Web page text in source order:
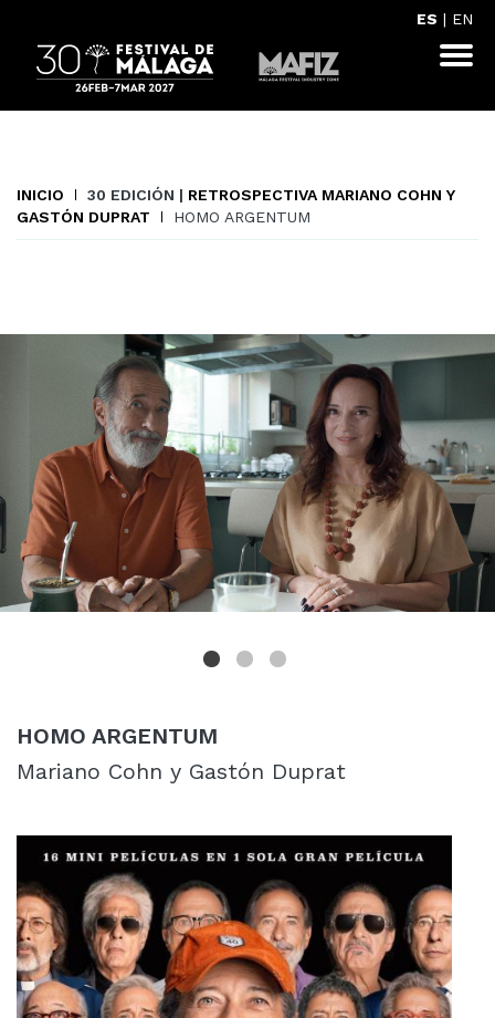
ES | EN
INICIO 30 EDICIÓN | RETROSPECTIVA MARIANO COHN Y
GASTÓN DUPRAT
HOMO ARGENTUM
HOMO ARGENTUM
Mariano Cohn y Gastón Duprat